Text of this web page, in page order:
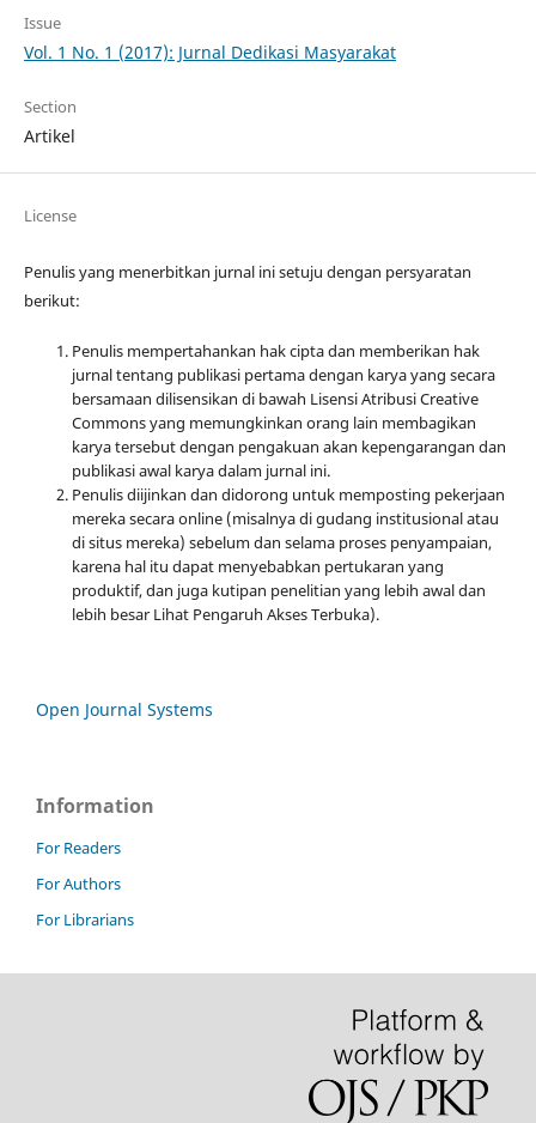
Issue
Vol. 1 No. 1 (2017): Jurnal Dedikasi Masyarakat
Section
Artikel
License
Penulis yang menerbitkan jurnal ini setuju dengan persyaratan
berikut:
Penulis mempertahankan hak cipta dan memberikan hak
jurnal tentang publikasi pertama dengan karya yang secara
bersamaan dilisensikan di bawah Lisensi Atribusi Creative
Commons yang memungkinkan orang lain membagikan
karya tersebut dengan pengakuan akan kepengarangan dan
publikasi awal karya dalam jurnal ini.
Penulis diijinkan dan didorong untuk memposting pekerjaan
mereka secara online (misalnya di gudang institusional atau
di situs mereka) sebelum dan selama proses penyampaian,
karena hal itu dapat menyebabkan pertukaran yang
produktif, dan juga kutipan penelitian yang lebih awal dan
lebih besar Lihat Pengaruh Akses Terbuka).
Open Journal Systems
Information
For Readers
For Authors
For Librarians